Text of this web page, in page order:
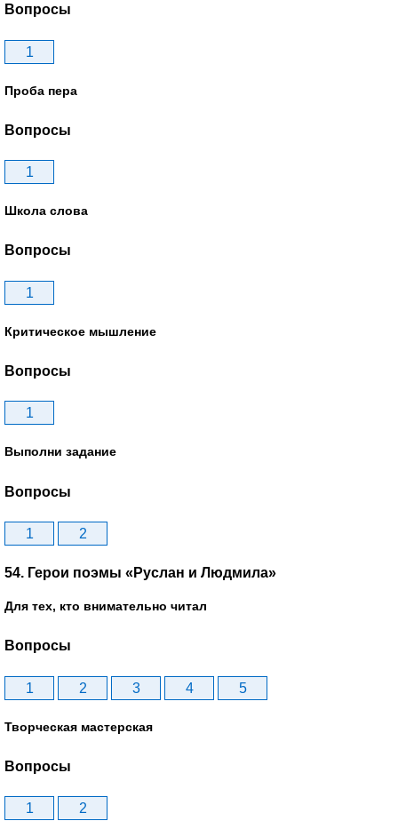
Вопросы
1
Проба пера
Вопросы
1
Школа слова
Вопросы
1
Критическое мышление
Вопросы
1
Выполни задание
Вопросы
1 2
54. Герои поэмы «Руслан и Людмила»
Для тех, кто внимательно читал
Вопросы
1 2 3 4 5
Творческая мастерская
Вопросы
1 2